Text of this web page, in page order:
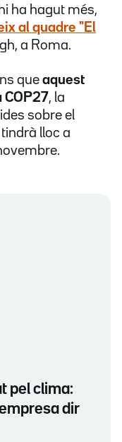
ha hagut més,
al quadre "El
a Roma.
que aquest
COP27, la
sobre el
lloc a
pel clima:
dir